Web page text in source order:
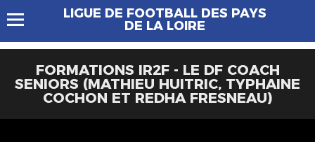
LIGUE DE FOOTBALL DES PAYS
DE LA LOIRE
FORMATIONS IR2F - LE DF COACH
SENIORS (MATHIEU HUITRIC, TYPHAINE
COCHON ET REDHA FRESNEAU)